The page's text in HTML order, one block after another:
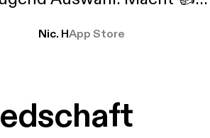
Nic. HApp Store